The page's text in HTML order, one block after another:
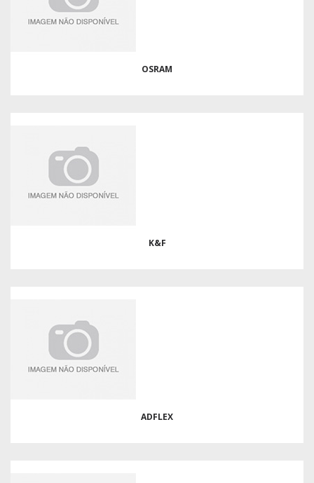
OSRAM
K&F
ADFLEX